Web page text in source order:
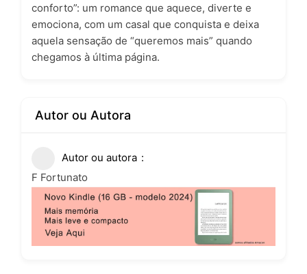
conforto”: um romance que aquece, diverte e
emociona, com um casal que conquista e deixa
aquela sensação de “queremos mais” quando
chegamos à última página.
Autor ou Autora
Autor ou autora
F Fortunato